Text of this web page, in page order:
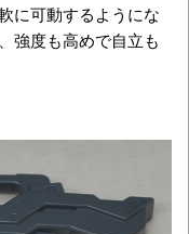
に可動するようにな
強度も高めで自立も